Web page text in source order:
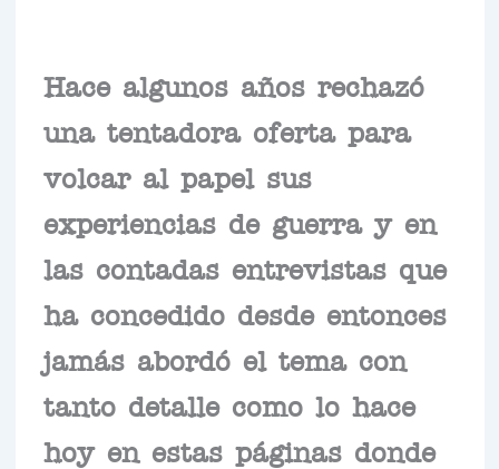
Hace algunos años rechazó
una tentadora oferta para
volcar al papel sus
experiencias de guerra y en
las contadas entrevistas que
ha concedido desde entonces
jamás abordó el tema con
tanto detalle como lo hace
hoy en estas páginas donde